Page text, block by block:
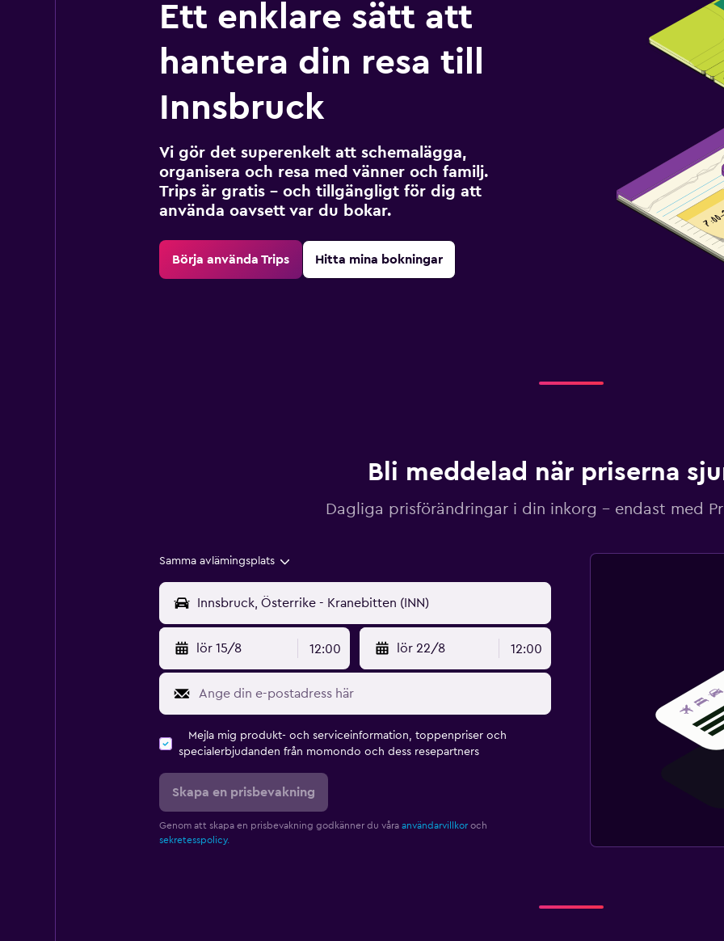
Ett enklare sätt att
hantera din resa till
Innsbruck
Vi gör det superenkelt att schemalägga,
organisera och resa med vänner och familj.
Trips är gratis – och tillgängligt för dig att
använda oavsett var du bokar.
Börja använda Trips Hitta mina bokningar
Bli meddelad när priserna
Dagliga prisförändringar i din inkorg – endast med
Samma avlämingsplats
lör 15/8 12:00 lör 22/8 12:00
Mejla mig produkt- och serviceinformation, toppenpriser och
specialerbjudanden från momondo och dess resepartners
Skapa en prisbevakning
Genom att skapa en prisbevakning godkänner du våra användarvillkoroch
sekretesspolicy.